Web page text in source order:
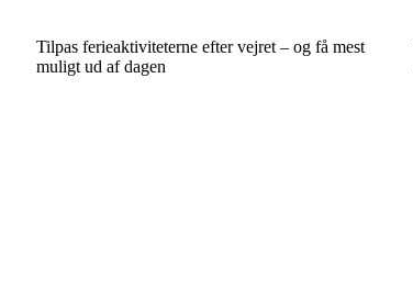
Tilpas ferieaktiviteterne efter vejret – og få mest
muligt ud af dagen